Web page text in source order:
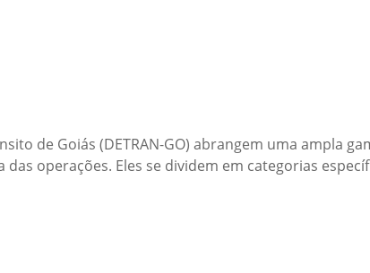
de Goiás (DETRAN-GO) abrangem uma ampla
operações. Eles se dividem em categorias